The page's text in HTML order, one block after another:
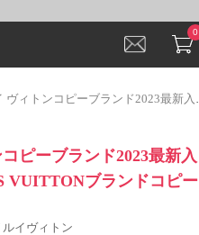
0
ランド2023最新入荷 ジャケットLOUIS VUITTONブランドコピー店舗で人気満点
ピーブランド2023最新入
VUITTONブランドコピー
ルイヴィトン